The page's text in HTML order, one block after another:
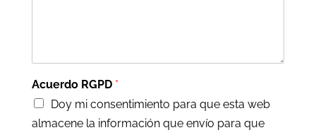
Acuerdo RGPD *
Doy mi consentimiento para que esta web
almacene la información que envío para que